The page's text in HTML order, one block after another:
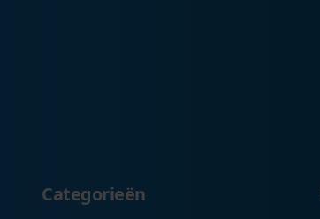
Categorieën